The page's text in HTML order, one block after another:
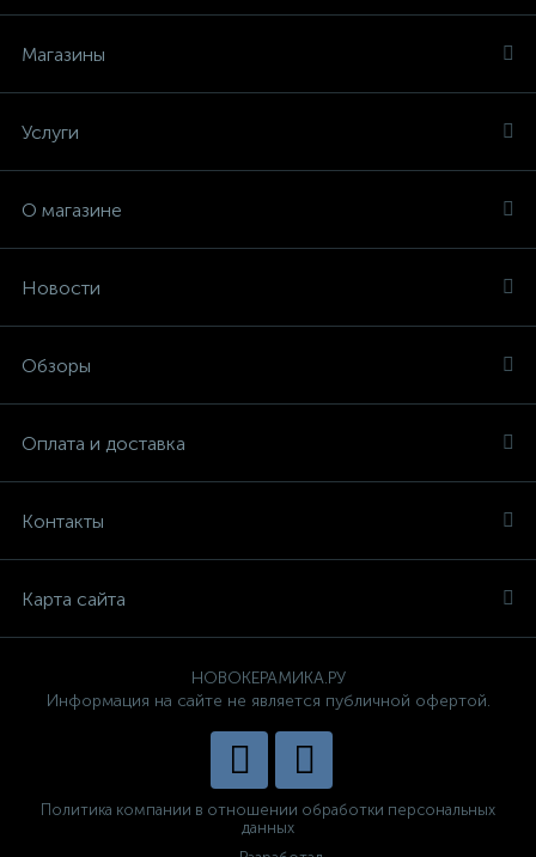
Магазины
Услуги
О магазине
Новости
Обзоры
Оплата и доставка
Контакты
Карта сайта
НОВОКЕРАМИКА.РУ
Информация на сайте не является публичной офертой.
Политика компании в отношении обработки персональных
данных